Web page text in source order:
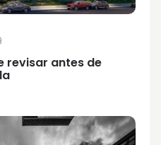
revisar antes de